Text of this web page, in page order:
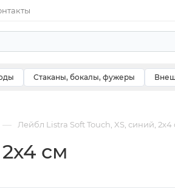
Стаканы, бокалы, фужеры
— Лейбл Listra Soft Touch, XS, синий, 2х4
см